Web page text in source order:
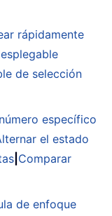
rápidamente
de selección
específico
el estado
Comparar
de enfoque